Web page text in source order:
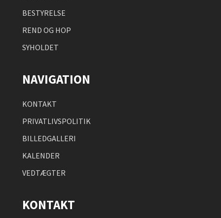
BESTYRELSE
REND OG HOP
SYHOLDET
NAVIGATION
KONTAKT
PRIVATLIVSPOLITIK
BILLEDGALLERI
KALENDER
VEDTÆGTER
KONTAKT